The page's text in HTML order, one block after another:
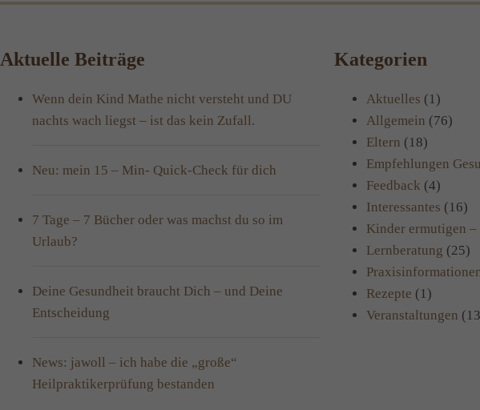
Aktuelle Beiträge
Wenn dein Kind Mathe nicht versteht und DU
nachts wach liegst – ist das kein Zufall.
Neu: mein 15 – Min- Quick-Check für dich
7 Tage – 7 Bücher oder was machst du so im
Urlaub?
Deine Gesundheit braucht Dich – und Deine
Entscheidung
News: jawoll – ich habe die „große“
Heilpraktikerprüfung bestanden
Kategorien
Aktuelles (1)
Allgemein (76)
Eltern (18)
Empfehlungen
Feedback (4)
Interessantes (16)
Kinder ermutigen –
Lernberatung (25)
Rezepte (1)
Veranstaltungen